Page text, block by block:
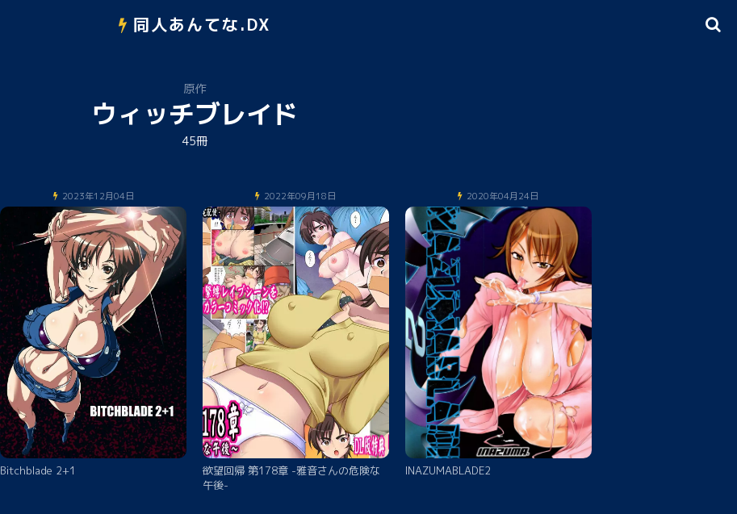
同人あんてな.DX
原作
ウィッチブレイド
45冊
2023年12月04日
Bitchblade 2+1
2022年09月18日
欲望回帰 第178章 -雅音さんの危険な
午後-
2020年04月24日
INAZUMABLADE2